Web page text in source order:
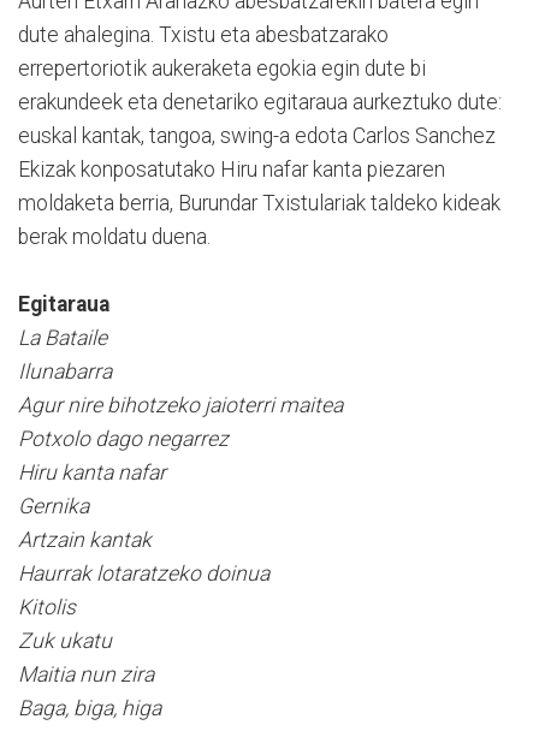
dute ahalegina. Txistu eta abesbatzarako
errepertoriotik aukeraketa egokia egin dute bi
erakundeek eta denetariko egitaraua aurkeztuko dute:
euskal kantak, tangoa, swing-a edota Carlos Sanchez
Ekizak konposatutako Hiru nafar kanta piezaren
moldaketa berria, Burundar Txistulariak taldeko kideak
berak moldatu duena.
Egitaraua
La Bataile
Ilunabarra
Agur nire bihotzeko jaioterri maitea
Potxolo dago negarrez
Hiru kanta nafar
Gernika
Artzain kantak
Haurrak lotaratzeko doinua
Kitolis
Zuk ukatu
Maitia nun zira
Baga, biga, higa